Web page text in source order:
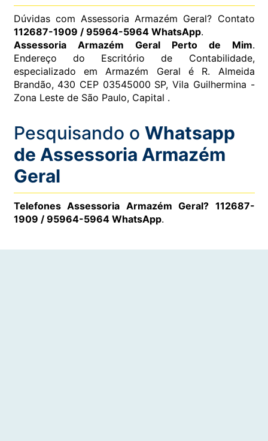
Dúvidas com Assessoria Armazém Geral? Contato
112687-1909 / 95964-5964 WhatsApp.
Assessoria Armazém Geral Perto de Mim.
Endereço do Escritório de Contabilidade,
especializado em Armazém Geral é R. Almeida
Brandão, 430 CEP 03545000 SP, Vila Guilhermina -
Zona Leste de São Paulo, Capital .
Pesquisando o Whatsapp
de Assessoria Armazém
Geral
Telefones Assessoria Armazém Geral? 112687-
1909 / 95964-5964 WhatsApp.